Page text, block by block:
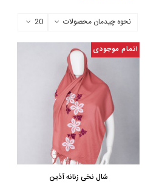
نحوه چیدمان محصولات 20
اتمام موجودی
شال نخی زنانه آذین